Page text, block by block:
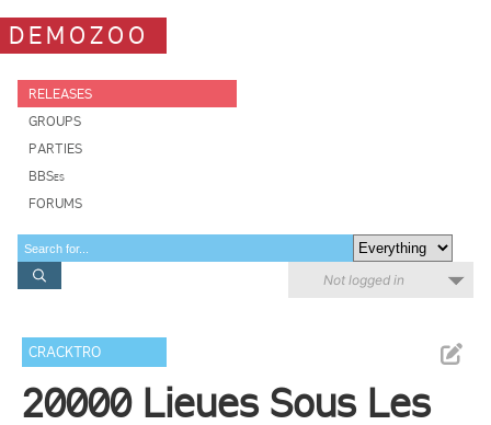
DEMOZOO
RELEASES
GROUPS
PARTIES
BBSes
FORUMS
Not logged in
CRACKTRO
20000 Lieues Sous Les